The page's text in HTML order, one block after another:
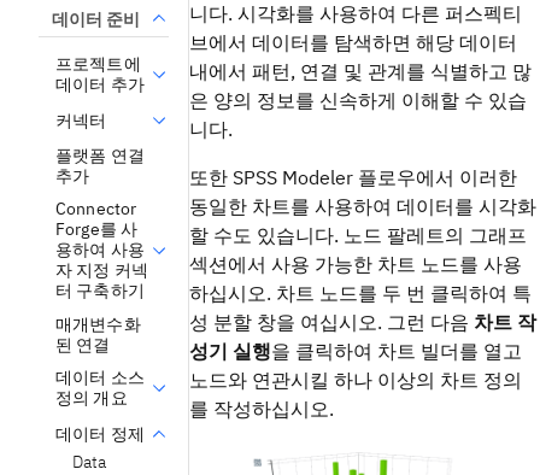
데이터 준비
프로젝트에
데이터 추가
커넥터
플랫폼 연결
추가
Connector
Forge를 사
용하여 사용
자 지정 커넥
터 구축하기
매개변수화
된 연결
데이터 소스
정의 개요
데이터 정제
Data
니다. 시각화를 사용하여 다른 퍼스펙티
브에서 데이터를 탐색하면 해당 데이터
내에서 패턴, 연결 및 관계를 식별하고 많
은 양의 정보를 신속하게 이해할 수 있습
니다.
또한 SPSS Modeler 플로우에서 이러한
동일한 차트를 사용하여 데이터를 시각화
할 수도 있습니다. 노드 팔레트의 그래프
섹션에서 사용 가능한 차트 노드를 사용
하십시오. 차트 노드를 두 번 클릭하여 특
성 분할 창을 여십시오. 그런 다음 차트 작
성기 실행을 클릭하여 차트 빌더를 열고
노드와 연관시킬 하나 이상의 차트 정의
를 작성하십시오.